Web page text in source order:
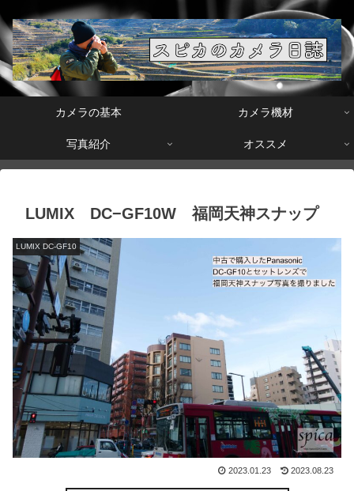
カメラの基本 カメラ機材
写真紹介 オススメ
LUMIX DC−GF10W 福岡天神スナップ
LUMIX DC-GF10
2023.01.23 2023.08.23